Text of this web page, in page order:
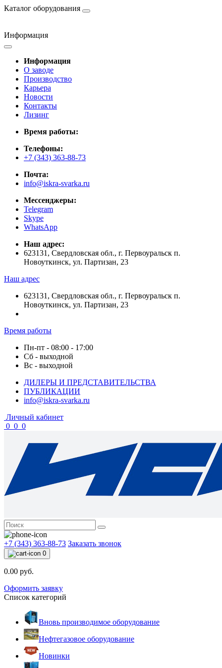
Каталог оборудования
Информация
Информация
О заводе
Производство
Карьера
Новости
Контакты
Лизинг
Время работы:
Телефоны:
+7 (343) 363-88-73
Почта:
info@iskra-svarka.ru
Мессенджеры:
Telegram
Skype
WhatsApp
Наш адрес:
623131, Свердловская обл., г. Первоуральск п.
Новоуткинск, ул. Партизан, 23
Наш адрес
623131, Свердловская обл., г. Первоуральск п.
Новоуткинск, ул. Партизан, 23
Время работы
Пн-пт - 08:00 - 17:00
Сб - выходной
Вс - выходной
ДИЛЕРЫ И ПРЕДСТАВИТЕЛЬСТВА
ПУБЛИКАЦИИ
info@iskra-svarka.ru
Личный кабинет
0 0 0
+7 (343) 363-88-73 Заказать звонок
0
0.00 руб.
Оформить заявку
Список категорий
Вновь производимое оборудование
Нефтегазовое оборудование
Новинки